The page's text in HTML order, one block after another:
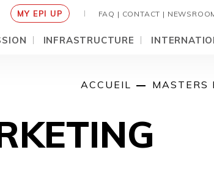
MY EPI UP FAQ | CONTACT |
INFRASTRUCTURE
ACCUEIL MASTERS